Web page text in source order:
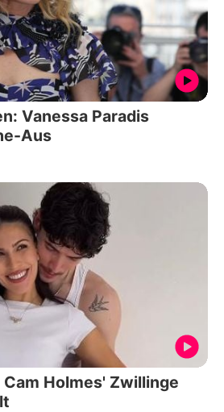
Vanessa Paradis
Aus
Holmes' Zwillinge